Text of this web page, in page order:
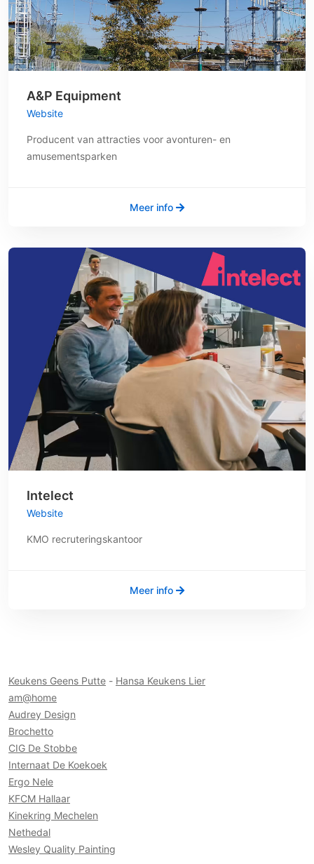
A&P Equipment
Website
Producent van attracties voor avonturen- en
amusementsparken
Meer info
Intelect
Website
KMO recruteringskantoor
Meer info
Keukens Geens Putte - Hansa Keukens Lier
am@home
Audrey Design
Brochetto
CIG De Stobbe
Internaat De Koekoek
Ergo Nele
KFCM Hallaar
Kinekring Mechelen
Nethedal
Wesley Quality Painting